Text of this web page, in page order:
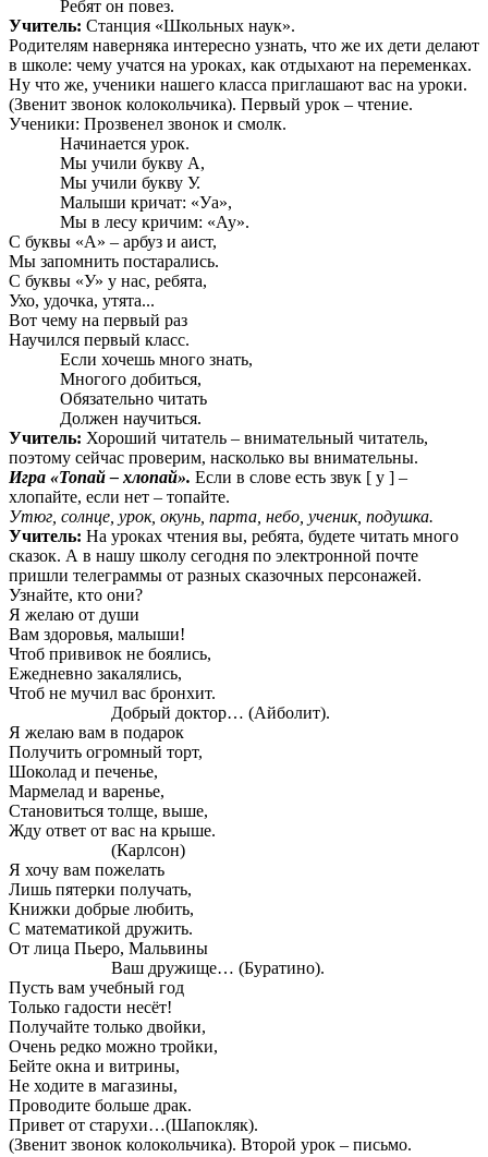
Ребят он повез.
Учитель: Станция «Школьных наук».
Родителям наверняка интересно узнать, что же их дети делают
в школе: чему учатся на уроках, как отдыхают на переменках.
Ну что же, ученики нашего класса приглашают вас на уроки.
(Звенит звонок колокольчика). Первый урок – чтение.
Ученики: Прозвенел звонок и смолк.
Начинается урок.
Мы учили букву А,
Мы учили букву У.
Малыши кричат: «Уа»,
Мы в лесу кричим: «Ау».
С буквы «А» – арбуз и аист,
Мы запомнить постарались.
С буквы «У» у нас, ребята,
Ухо, удочка, утята...
Вот чему на первый раз
Научился первый класс.
Если хочешь много знать,
Многого добиться,
Обязательно читать
Должен научиться.
Учитель: Хороший читатель – внимательный читатель,
поэтому сейчас проверим, насколько вы внимательны.
Игра «Топай – хлопай». Если в слове есть звук [ у ] –
хлопайте, если нет – топайте.
Утюг, солнце, урок, окунь, парта, небо, ученик, подушка.
Учитель: На уроках чтения вы, ребята, будете читать много
сказок. А в нашу школу сегодня по электронной почте
пришли телеграммы от разных сказочных персонажей.
Узнайте, кто они?
Я желаю от души
Вам здоровья, малыши!
Чтоб прививок не боялись,
Ежедневно закалялись,
Чтоб не мучил вас бронхит.
Добрый доктор… (Айболит).
Я желаю вам в подарок
Получить огромный торт,
Шоколад и печенье,
Мармелад и варенье,
Становиться толще, выше,
Жду ответ от вас на крыше.
(Карлсон)
Я хочу вам пожелать
Лишь пятерки получать,
Книжки добрые любить,
С математикой дружить.
От лица Пьеро, Мальвины
Ваш дружище… (Буратино).
Пусть вам учебный год
Только гадости несёт!
Получайте только двойки,
Очень редко можно тройки,
Бейте окна и витрины,
Не ходите в магазины,
Проводите больше драк.
Привет от старухи…(Шапокляк).
(Звенит звонок колокольчика). Второй урок – письмо.